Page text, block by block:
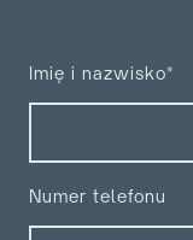
Imię i nazwisko*
Numer telefonu